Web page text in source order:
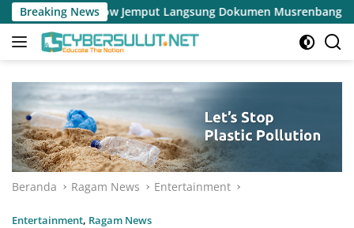
Langsung
ke
konten
Breaking News
Dokumen Musrenbang Desa Pemerintah Desa
Beranda Ragam News Entertainment
Entertainment, Ragam News